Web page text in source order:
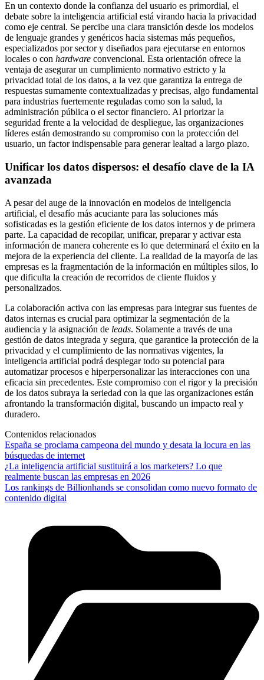
En un contexto donde la confianza del usuario es primordial, el
debate sobre la inteligencia artificial está virando hacia la privacidad
como eje central. Se percibe una clara transición desde los modelos
de lenguaje grandes y genéricos hacia sistemas más pequeños,
especializados por sector y diseñados para ejecutarse en entornos
locales o con hardware convencional. Esta orientación ofrece la
ventaja de asegurar un cumplimiento normativo estricto y la
privacidad total de los datos, a la vez que garantiza la entrega de
respuestas sumamente contextualizadas y precisas, algo fundamental
para industrias fuertemente reguladas como son la salud, la
administración pública o el sector financiero. Al priorizar la
seguridad frente a la velocidad de despliegue, las organizaciones
líderes están demostrando su compromiso con la protección del
usuario, un factor indispensable para generar lealtad a largo plazo.
Unificar los datos dispersos: el desafío clave de la IA
avanzada
A pesar del auge de la innovación en modelos de inteligencia
artificial, el desafío más acuciante para las soluciones más
sofisticadas es la gestión eficiente de los datos internos y de primera
parte. La capacidad de recopilar, unificar, preparar y activar esta
información de manera coherente es lo que determinará el éxito en la
mejora de la experiencia del cliente. La realidad de la mayoría de las
empresas es la fragmentación de la información en múltiples silos, lo
que dificulta la creación de recorridos de cliente fluidos y
personalizados.
La colaboración activa con las empresas para integrar sus fuentes de
datos internas es crucial para optimizar la segmentación de la
audiencia y la asignación de leads. Solamente a través de una
gestión de datos integrada y segura, que garantice la protección de la
privacidad y el cumplimiento de las normativas vigentes, la
inteligencia artificial podrá desplegar todo su potencial para
automatizar procesos e hiperpersonalizar las interacciones con una
eficacia sin precedentes. Este compromiso con el rigor y la precisión
de los datos subraya la seriedad con la que las organizaciones están
afrontando la transformación digital, buscando un impacto real y
duradero.
Contenidos relacionados
España se proclama campeona del mundo y desata la locura en las
búsquedas de internet
¿La inteligencia artificial sustituirá a los marketers? Lo que
realmente buscan las empresas en 2026
Los rankings de Billionhands se consolidan como nuevo formato de
contenido digital